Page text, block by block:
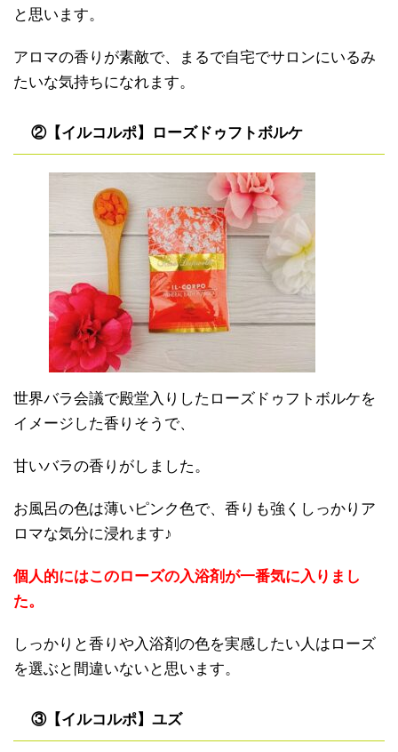
と思います。
アロマの香りが素敵で、まるで自宅でサロンにいるみ
たいな気持ちになれます。
②【イルコルポ】ローズドゥフトボルケ
世界バラ会議で殿堂入りしたローズドゥフトボルケを
イメージした香りそうで、
甘いバラの香りがしました。
お風呂の色は薄いピンク色で、香りも強くしっかりア
ロマな気分に浸れます♪
個人的にはこのローズの入浴剤が一番気に入りまし
た。
しっかりと香りや入浴剤の色を実感したい人はローズ
を選ぶと間違いないと思います。
③【イルコルポ】ユズ